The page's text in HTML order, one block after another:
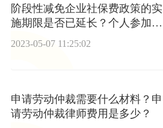
阶段性减免企业社保费政策的实
施期限是否已延长？个人参加社
保有哪些注意事项？
2023-05-07 11:25:02
申请劳动仲裁需要什么材料？申
请劳动仲裁律师费用是多少？